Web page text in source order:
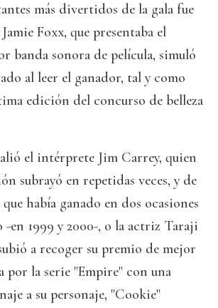
más divertidos de la gala fue
Foxx, que presentaba el
banda sonora de película, simuló
al leer el ganador, tal y como
edición del concurso de belleza
el intérprete Jim Carrey, quien
subrayó en repetidas veces, y de
había ganado en dos ocasiones
en 1999 y 2000-, o la actriz Taraji
a recoger su premio de mejor
por la serie "Empire" con una
a su personaje, "Cookie"